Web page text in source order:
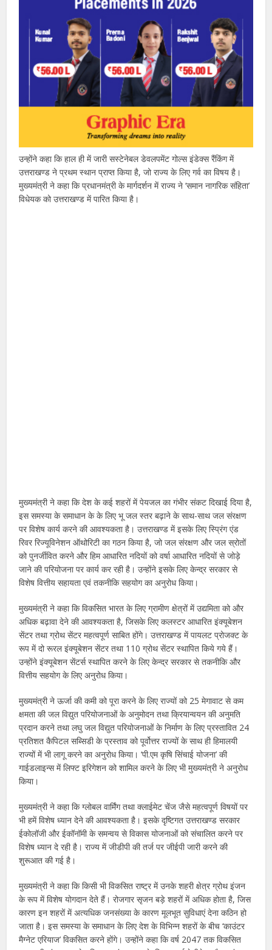
उन्होंने कहा कि हाल ही में जारी सस्टेनेबल डेवलपमेंट गोल्स इंडेक्स रैंकिंग में
उत्तराखण्ड ने प्रथम स्थान प्राप्त किया है, जो राज्य के लिए गर्व का विषय है।
मुख्यमंत्री ने कहा कि प्रधानमंत्री के मार्गदर्शन में राज्य ने ‘समान नागरिक संहिता’
विधेयक को उत्तराखण्ड में पारित किया है।
मुख्यमंत्री ने कहा कि देश के कई शहरों में पेयजल का गंभीर संकट दिखाई दिया है,
इस समस्या के समाधान के के लिए भू जल स्तर बढ़ाने के साथ-साथ जल संरक्षण
पर विशेष कार्य करने की आवश्यकता है। उत्तराखण्ड में इसके लिए स्प्रिंग एंड
रिवर रिज्यूविनेशन ऑथोरिटी का गठन किया है, जो जल संरक्षण और जल स्रोतों
को पुनर्जीवित करने और हिम आधारित नदियों को वर्षा आधारित नदियों से जोड़े
जाने की परियोजना पर कार्य कर रही है। उन्होंने इसके लिए केन्द्र सरकार से
विशेष वित्तीय सहायता एवं तकनीकि सहयोग का अनुरोध किया।
मुख्यमंत्री ने कहा कि विकसित भारत के लिए ग्रामीण क्षेत्रों में उद्यमिता को और
अधिक बढ़ावा देने की आवश्यकता है, जिसके लिए कलस्टर आधारित इंक्यूबेशन
सेंटर तथा ग्रोथ सेंटर महत्वपूर्ण साबित होंगे। उत्तराखण्ड में पायलट प्रोजक्ट के
रूप में दो रूरल इंक्यूबेशन सेंटर तथा 110 ग्रोथ सेंटर स्थापित किये गये हैं।
उन्होंने इंक्यूबेशन सेंटर्स स्थापित करने के लिए केन्द्र सरकार से तकनीकि और
वित्तीय सहयोग के लिए अनुरोध किया।
मुख्यमंत्री ने ऊर्जा की कमी को पूरा करने के लिए राज्यों को 25 मेगावाट से कम
क्षमता की जल विद्युत परियोजनाओं के अनुमोदन तथा क्रियान्वयन की अनुमति
प्रदान करने तथा लघु जल विद्युत परियोजनाओं के निर्माण के लिए प्रस्तावित 24
प्रतिशत कैपिटल सब्सिडी के प्रस्ताव को पूर्वोत्तर राज्यों के साथ ही हिमालयी
राज्यों में भी लागू करने का अनुरोध किया। ‘पी.एम कृषि सिंचाई योजना’ की
गाईडलाइन्स में लिफ्ट इरिगेशन को शामिल करने के लिए भी मुख्यमंत्री ने अनुरोध
किया।
मुख्यमंत्री ने कहा कि ग्लोबल वार्मिंग तथा क्लाईमेट चेंज जैसे महत्वपूर्ण विषयों पर
भी हमें विशेष ध्यान देने की आवश्यकता है। इसके दृष्टिगत उत्तराखण्ड सरकार
ईकोलॉजी और ईकॉनॉमी के समन्वय से विकास योजनाओं को संचालित करने पर
विशेष ध्यान दे रही है। राज्य में जीडीपी की तर्ज पर जीईपी जारी करने की
शुरूआत की गई है।
मुख्यमंत्री ने कहा कि किसी भी विकसित राष्ट्र में उनके शहरी क्षेत्र ग्रोथ इंजन
के रूप में विशेष योगदान देते हैं। रोजगार सृजन बड़े शहरों में अधिक होता है, जिस
कारण इन शहरों में अत्यधिक जनसंख्या के कारण मूलभूत सुविधाएं देना कठिन हो
जाता है। इस समस्या के समाधान के लिए देश के विभिन्न शहरों के बीच ‘काउंटर
मैग्नेट एरियाज’ विकसित करने होंगे। उन्होंने कहा कि वर्ष 2047 तक विकसित